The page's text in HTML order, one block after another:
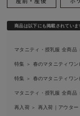
商品は以下にも掲載されていま
マタニティ・授乳服 全商品
特集 ＞ 春のマタニティワン
特集 ＞ 春のマタニティワン
マタニティ・授乳服 全商品
再入荷 ＞ 再入荷｜アウター